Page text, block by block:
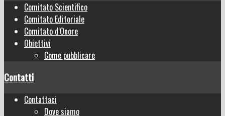
Comitato Scientifico
Comitato Editoriale
Comitato d'Onore
Obiettivi
Come pubblicare
Contatti
Contattaci
Dove siamo